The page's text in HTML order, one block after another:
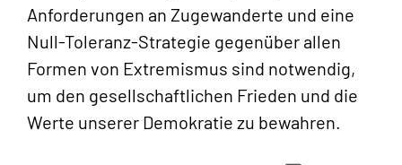
Anforderungen an Zugewanderte und eine
Null-Toleranz-Strategie gegenüber allen
Formen von Extremismus sind notwendig,
um den gesellschaftlichen Frieden und die
Werte unserer Demokratie zu bewahren.